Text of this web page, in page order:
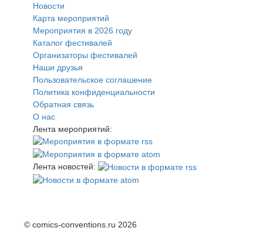
Новости
Карта мероприятий
Мероприятия в 2026 году
Каталог фестивалей
Организаторы фестивалей
Наши друзья
Пользовательское соглашение
Политика конфиденциальности
Обратная связь
О нас
Лента мероприятий:
Лента новостей:
© comics-conventions.ru 2026